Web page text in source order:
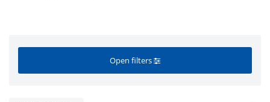
Open filters